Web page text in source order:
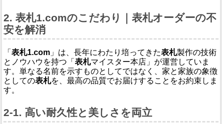
2. 表札1.comのこだわり｜表札オーダーの不
安を解消
「 表札1.com 」は、長年にわたり培ってきた表札製作の技術
とノウハウを持つ「 表札マイスター本店」が運営していま
す。単なる名前を示すものとしてではなく、家と家族の象徴
としての表札を、最高の品質でお届けすることをお約束しま
す。
2-1. 高い耐久性と美しさを両立